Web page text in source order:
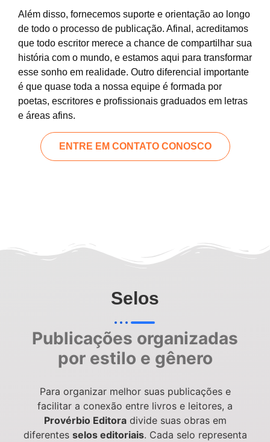
Além disso, fornecemos suporte e orientação ao longo
de todo o processo de publicação. Afinal, acreditamos
que todo escritor merece a chance de compartilhar sua
história com o mundo, e estamos aqui para transformar
esse sonho em realidade. Outro diferencial importante
é que quase toda a nossa equipe é formada por
poetas, escritores e profissionais graduados em letras
e áreas afins.
ENTRE EM CONTATO CONOSCO
Selos
Publicações organizadas
por estilo e gênero
Para organizar melhor suas publicações e
facilitar a conexão entre livros e leitores, a
Provérbio Editoradivide suas obras em
diferentes selos editoriais. Cada selo representa